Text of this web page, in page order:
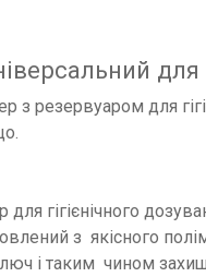
з резервуаром для
для гігієнічного
з якісного
і таким чином